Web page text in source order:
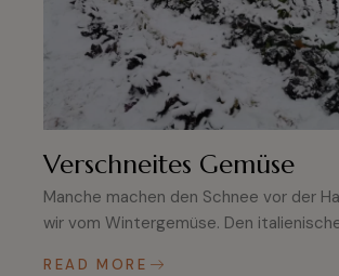
Verschneites Gemüse
Manche machen den Schnee vor der
wir vom Wintergemüse. Den
READ MORE